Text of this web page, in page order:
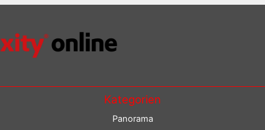
Kategorien
Panorama